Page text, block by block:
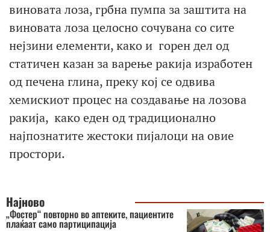
виновата лоза, грбна пумпа за заштита на
виновата лоза целосно сочувана со сите
нејзини елементи, како и горен дел од
статичен казан за варење ракија изработен
од печена глина, преку кој се одвива
хемискиот процес на создавање на лозова
ракија, како еден од традиционално
најпознатите жестоки пијалоци на овие
простори.
Најново
„Фостер“ повторно во аптеките, пациентите
плаќаат само партиципација